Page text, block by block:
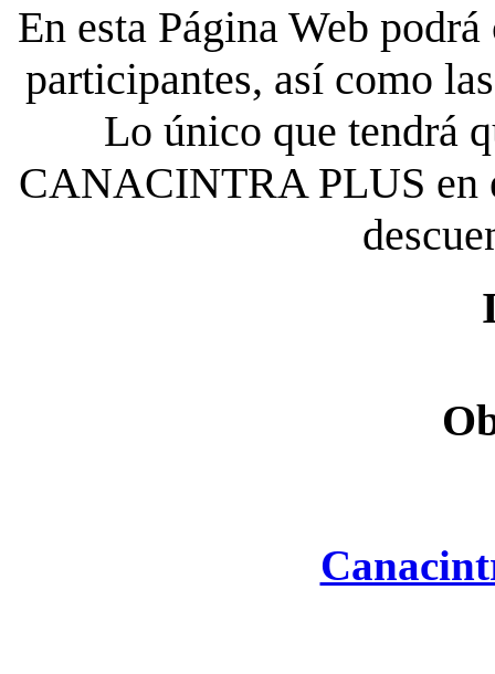
En esta Página Web
participantes, así como
Lo único que tendrá
CANACINTRA PLUS en